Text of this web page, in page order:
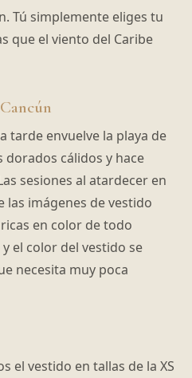
Tú simplemente eliges tu
que el viento del Caribe
tarde envuelve la playa de
cálidos y hace
sesiones al atardecer en
las imágenes de vestido
en color de todo
el color del vestido se
necesita muy poca
el vestido en tallas de la XS